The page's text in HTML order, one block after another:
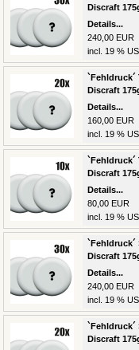
Discraft
Details...
240,00 EUR
incl. 19 %
`Fehldruck´
Discraft
Details...
160,00 EUR
incl. 19 %
`Fehldruck´
Discraft
Details...
80,00 EUR
incl. 19 %
`Fehldruck´
Discraft
Details...
240,00 EUR
incl. 19 %
`Fehldruck´
Discraft